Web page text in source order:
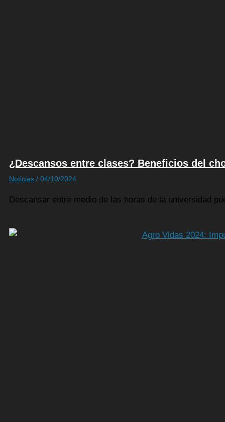
¿Descansos entre clases? Beneficios del
Noticias / 04/10/2024
Descansar entre medio de las horas de la universidad